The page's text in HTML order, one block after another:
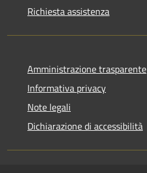
Richiesta assistenza
Amministrazione trasparente
Informativa privacy
Note legali
Dichiarazione di accessibilità